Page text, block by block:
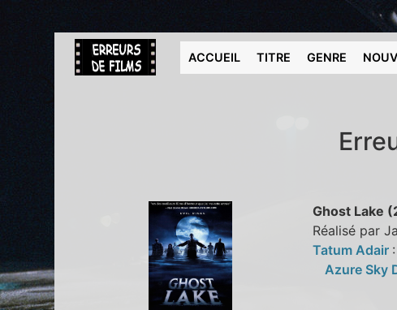
ACCUEIL TITRE GENRE
Ghost Lake
Réalisé par
Tatum Adair
Azure Sky